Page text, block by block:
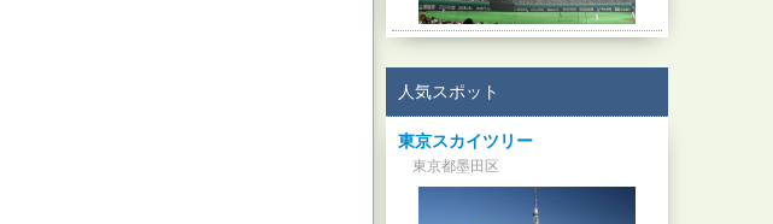
人気スポット
東京スカイツリー
東京都墨田区